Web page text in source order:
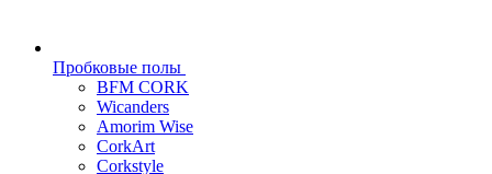
Пробковые полы
BFM CORK
Wicanders
Amorim Wise
CorkArt
Corkstyle